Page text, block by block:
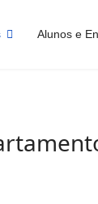
Alunos e